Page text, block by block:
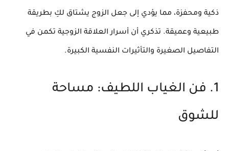
ذكية ومحفزة، مما يؤدي إلى جعل الزوج يشتاق لكِ بطريقة
طبيعية وعميقة. تذكري أن أسرار العلاقة الزوجية تكمن في
التفاصيل الصغيرة والتأثيرات النفسية الكبيرة.
1. فن الغياب اللطيف: مساحة
للشوق